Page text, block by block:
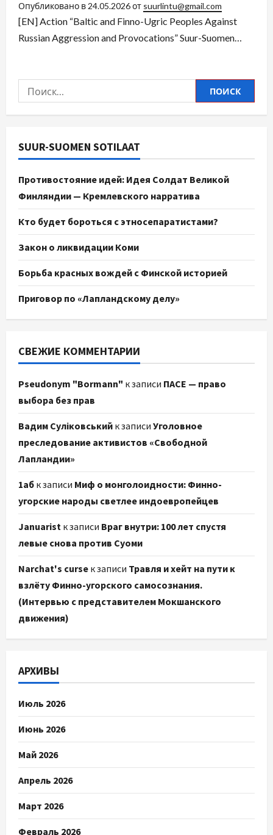
Опубликовано в 24.05.2026от suurlintu@gmail.com
[EN] Action “Baltic and Finno-Ugric Peoples Against
Russian Aggression and Provocations” Suur-Suomen…
SUUR-SUOMEN SOTILAAT
Противостояние идей: Идея Солдат Великой
Финляндии — Кремлевского нарратива
Кто будет бороться с этносепаратистами?
Закон о ликвидации Коми
Борьба красных вождей с Финской историей
Приговор по «Лапландскому делу»
СВЕЖИЕ КОММЕНТАРИИ
Pseudonym "Bormann" к записи ПАСЕ — право
выбора без прав
Вадим Суліковський к записи Уголовное
преследование активистов «Свободной
Лапландии»
1аб к записи Миф о монголоидности: Финно-
угорские народы светлее индоевропейцев
Januarist к записи Враг внутри: 100 лет спустя
левые снова против Суоми
Narchat's curse к записи Травля и хейт на пути к
взлёту Финно-угорского самосознания.
(Интервью с представителем Мокшанского
движения)
АРХИВЫ
Июль 2026
Июнь 2026
Май 2026
Апрель 2026
Март 2026
Февраль 2026